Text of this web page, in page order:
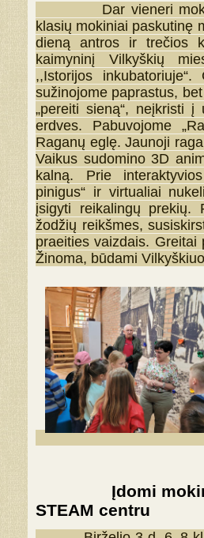
Dar vieneri mokslo
klasių mokiniai paskutinę
dieną antros ir trečios
kaimyninį Vilkyškių
,,Istorijos
sužinojome paprastus,
„pereiti sieną“, neįkristi
erdves. Pabuvojome
Raganų eglę. Jaunoji
Vaikus sudomino 3D
kalną. Prie
pinigus“ ir virtualiai
įsigyti reikalingų prekių.
žodžių reikšmes,
praeities vaizdais.
Žinoma, būdami
Įdomi mokinių
STEAM centru